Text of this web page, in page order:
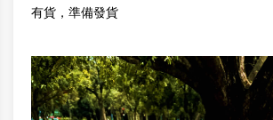
有貨，準備發貨